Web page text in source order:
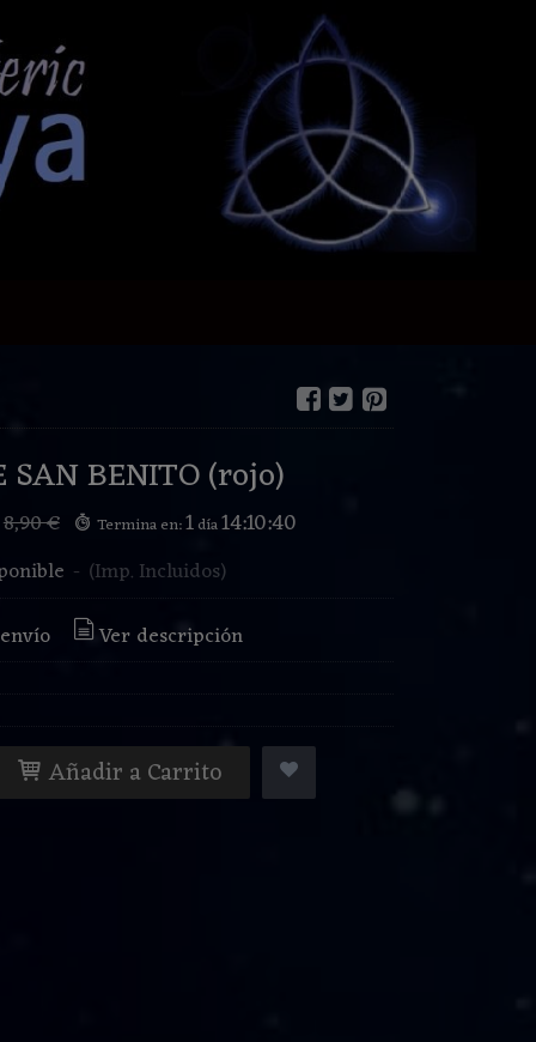
SAN BENITO (rojo)
8,90 € Termina en:1día14:10:39
- (Imp. Incluidos)
Ver descripción
Añadir a Carrito